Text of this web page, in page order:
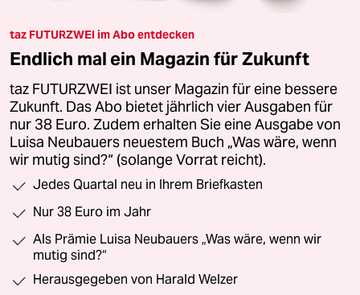
taz FUTURZWEI im Abo entdecken
Endlich mal ein Magazin für Zukunft
taz FUTURZWEI ist unser Magazin für eine bessere
Zukunft. Das Abo bietet jährlich vier Ausgaben für
nur 38 Euro. Zudem erhalten Sie eine Ausgabe von
Luisa Neubauers neuestem Buch „Was wäre, wenn
wir mutig sind?“ (solange Vorrat reicht).
Jedes Quartal neu in Ihrem Briefkasten
Nur 38 Euro im Jahr
Als Prämie Luisa Neubauers „Was wäre, wenn wir
mutig sind?“
Herausgegeben von Harald Welzer